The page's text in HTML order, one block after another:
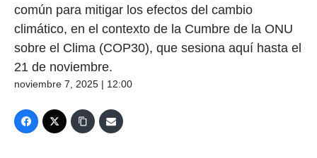
común para mitigar los efectos del cambio
climático, en el contexto de la Cumbre de la ONU
sobre el Clima (COP30), que sesiona aquí hasta el
21 de noviembre.
noviembre 7, 2025 | 12:00